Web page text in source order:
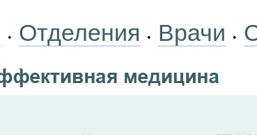
• Отделения • Врачи •